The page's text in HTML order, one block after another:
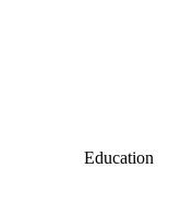
Education